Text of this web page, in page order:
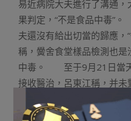
易近病院大夫進行了溝通
果判定，“不是食品中毒”
夫還沒有給出切當的歸應，
稱，黌舍食堂樣品檢測也
中毒。 至于9月21日當天
接收醫治，呂東江稱，并未
個數字”。 9月27日下戰
份《關于冠縣柳林鎮中學